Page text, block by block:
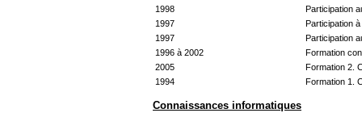
1998
Participation
1997
Participation à
1997
Participation
1996 à 2002
Formation
2005
Formation 2.
1994
Formation 1.
Connaissances informatiques